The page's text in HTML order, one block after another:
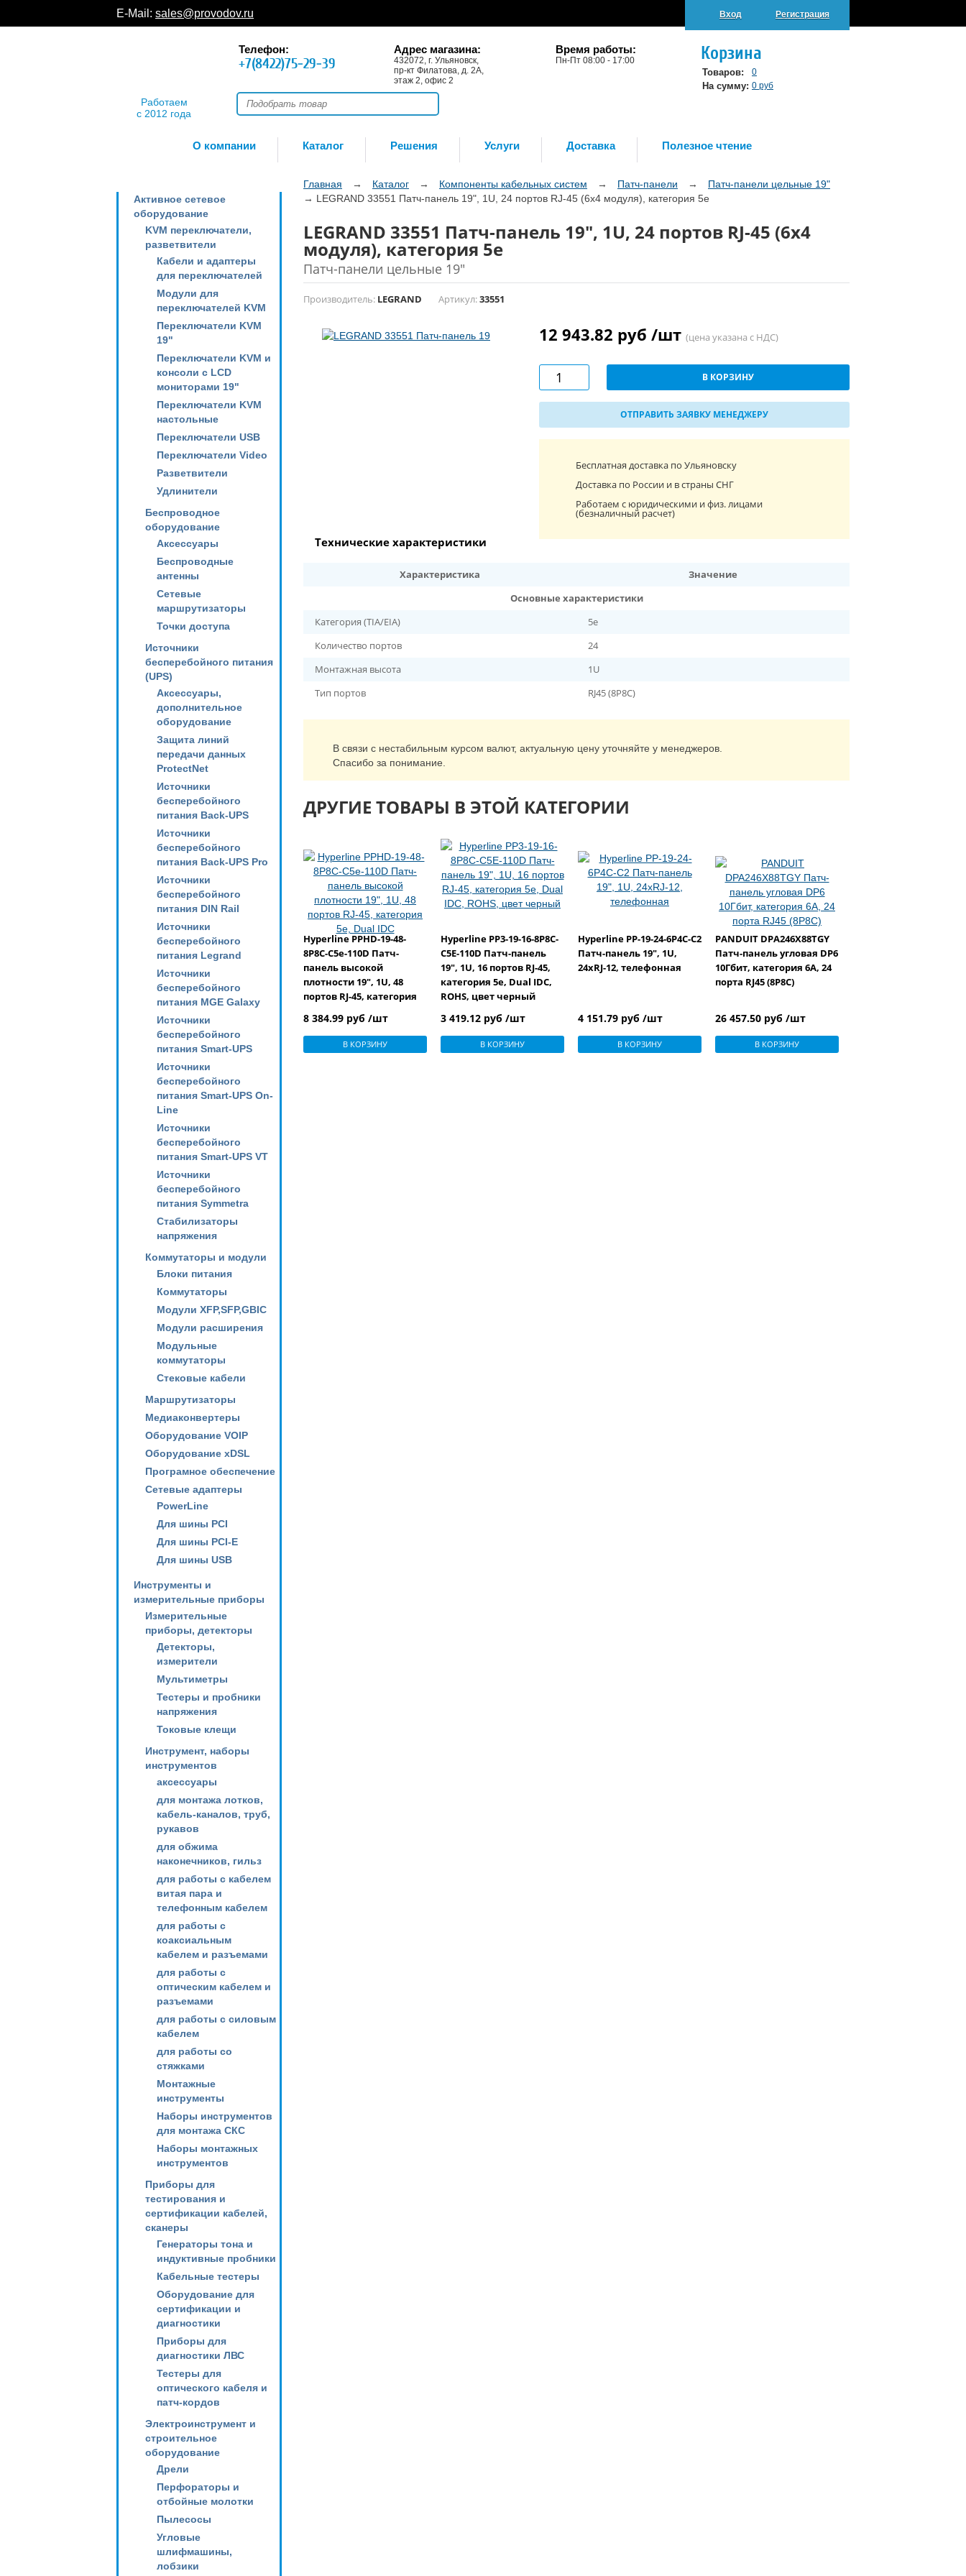
E-Mail: sales@provodov.ru Вход Регистрация
Работаем
с 2012 года
Телефон:
+7(8422)75-29-39
Адрес магазина:
432072, г. Ульяновск,
пр-кт Филатова, д. 2А,
этаж 2, офис 2
Время работы:
Пн-Пт 08:00 - 17:00 Корзина
Товаров: 0
На сумму: 0 руб
О компании Каталог Решения Услуги Доставка Полезное чтение
Активное сетевое
оборудование
KVM переключатели,
разветвители
Кабели и адаптеры
для переключателей
Модули для
переключателей KVM
Переключатели KVM
19"
Переключатели KVM и
консоли с LCD
мониторами 19"
Переключатели KVM
настольные
Переключатели USB
Переключатели Video
Разветвители
Удлинители
Беспроводное
оборудование
Аксессуары
Беспроводные
антенны
Сетевые
маршрутизаторы
Точки доступа
Источники
бесперебойного питания
(UPS)
Аксессуары,
дополнительное
оборудование
Защита линий
передачи данных
ProtectNet
Источники
бесперебойного
питания Back-UPS
Источники
бесперебойного
питания Back-UPS Pro
Источники
бесперебойного
питания DIN Rail
Источники
бесперебойного
питания Legrand
Источники
бесперебойного
питания MGE Galaxy
Источники
бесперебойного
питания Smart-UPS
Источники
бесперебойного
питания Smart-UPS On-
Line
Источники
бесперебойного
питания Smart-UPS VT
Источники
бесперебойного
питания Symmetra
Стабилизаторы
напряжения
Коммутаторы и модули
Блоки питания
Коммутаторы
Модули XFP,SFP,GBIC
Модули расширения
Модульные
коммутаторы
Стековые кабели
Маршрутизаторы
Медиаконвертеры
Оборудование VOIP
Оборудование xDSL
Програмное обеспечение
Сетевые адаптеры
PowerLine
Для шины PCI
Для шины PCI-E
Для шины USB
Инструменты и
измерительные приборы
Измерительные
приборы, детекторы
Детекторы,
измерители
Мультиметры
Тестеры и пробники
напряжения
Токовые клещи
Инструмент, наборы
инструментов
аксессуары
для монтажа лотков,
кабель-каналов, труб,
рукавов
для обжима
наконечников, гильз
для работы с кабелем
витая пара и
телефонным кабелем
для работы с
коаксиальным
кабелем и разъемами
для работы с
оптическим кабелем и
разъемами
для работы с силовым
кабелем
для работы со
стяжками
Монтажные
инструменты
Наборы инструментов
для монтажа СКС
Наборы монтажных
инструментов
Приборы для
тестирования и
сертификации кабелей,
сканеры
Генераторы тона и
индуктивные пробники
Кабельные тестеры
Оборудование для
сертификации и
диагностики
Приборы для
диагностики ЛВС
Тестеры для
оптического кабеля и
патч-кордов
Электроинструмент и
строительное
оборудование
Дрели
Перфораторы и
отбойные молотки
Пылесосы
Угловые
шлифмашины,
лобзики
Главная → Каталог → Компоненты кабельных систем → Патч-панели →
Патч-панели цельные 19"
→ LEGRAND 33551 Патч-панель 19", 1U, 24 портов RJ-45 (6x4 модуля), категория 5e
LEGRAND 33551 Патч-панель 19", 1U, 24 портов RJ-45 (6x4
модуля), категория 5e
Патч-панели цельные 19"
Производитель: LEGRAND Артикул:33551
12 943.82 руб /шт (цена указана с НДС)
В КОРЗИНУ
ОТПРАВИТЬ ЗАЯВКУ МЕНЕДЖЕРУ
Бесплатная доставка по Ульяновску
Доставка по России и в страны СНГ
Работаем с юридическими и физ. лицами
(безналичный расчет)
Технические характеристики
Характеристика
Значение
Основные характеристики
Категория (TIA/EIA)
5e
Количество портов
24
Монтажная высота
1U
Тип портов
RJ45 (8P8C)
В связи с нестабильным курсом валют, актуальную цену уточняйте у менеджеров.
Спасибо за понимание.
ДРУГИЕ ТОВАРЫ В ЭТОЙ КАТЕГОРИИ
Hyperline PPHD-19-48-
8P8C-C5e-110D Патч-
панель высокой
плотности 19", 1U, 48
портов RJ-45, категория
8 384.99 руб /шт
В КОРЗИНУ
Hyperline PP3-19-16-8P8C-
C5E-110D Патч-панель
19", 1U, 16 портов RJ-45,
категория 5e, Dual IDC,
ROHS, цвет черный
3 419.12 руб /шт
В КОРЗИНУ
Hyperline PP-19-24-6P4C-C2
Патч-панель 19", 1U,
24xRJ-12, телефонная
4 151.79 руб /шт
В КОРЗИНУ
PANDUIT DPA246X88TGY
Патч-панель угловая DP6
10Гбит, категория 6А, 24
порта RJ45 (8P8C)
26 457.50 руб /шт
В КОРЗИНУ